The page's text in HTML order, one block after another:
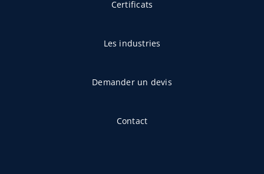
Certificats
Les industries
Demander un devis
Contact